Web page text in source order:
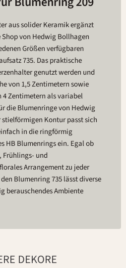
aus solider Keramik ergänzt
von Hedwig Bollhagen
Größen verfügbaren
735. Das praktische
genutzt werden und
von 1,5 Zentimetern sowie
4 Zentimetern als variabel
die Blumenringe von Hedwig
Kontur passt sich
in die ringförmig
HB Blumenrings ein. Egal ob
Frühlings- und
Arrangement zu jeder
Blumenring 735 lässt diverse
berauschendes Ambiente
DEKORE